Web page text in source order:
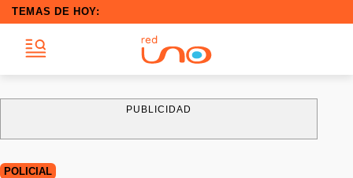
TEMAS DE HOY:
PUBLICIDAD
POLICIAL